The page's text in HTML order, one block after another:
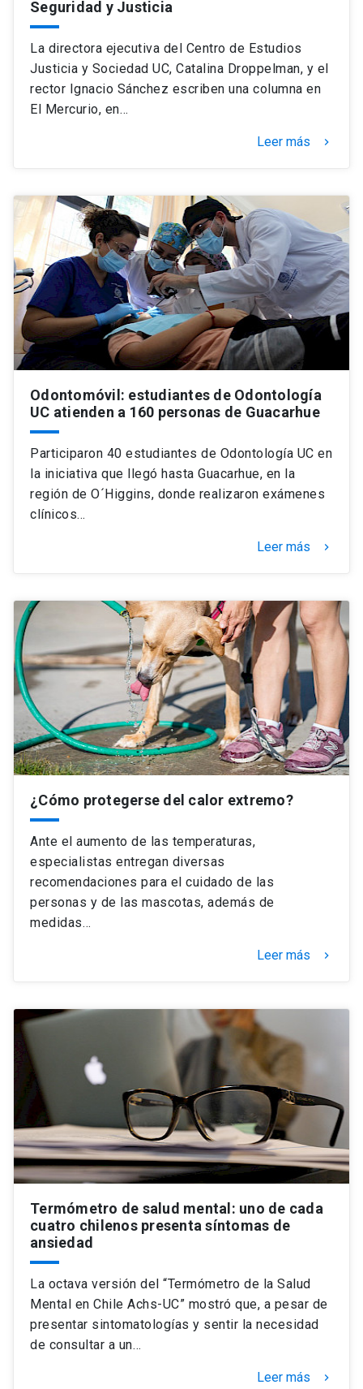
Seguridad y Justicia
La directora ejecutiva del Centro de Estudios
Justicia y Sociedad UC, Catalina Droppelman, y el
rector Ignacio Sánchez escriben una columna en
El Mercurio, en…
Leer más keyboard_arrow_right
Odontomóvil: estudiantes de Odontología
UC atienden a 160 personas de Guacarhue
Participaron 40 estudiantes de Odontología UC en
la iniciativa que llegó hasta Guacarhue, en la
región de O´Higgins, donde realizaron exámenes
clínicos…
Leer más keyboard_arrow_right
¿Cómo protegerse del calor extremo?
Ante el aumento de las temperaturas,
especialistas entregan diversas
recomendaciones para el cuidado de las
personas y de las mascotas, además de
medidas…
Leer más keyboard_arrow_right
Termómetro de salud mental: uno de cada
cuatro chilenos presenta síntomas de
ansiedad
La octava versión del “Termómetro de la Salud
Mental en Chile Achs-UC” mostró que, a pesar de
presentar sintomatologías y sentir la necesidad
de consultar a un…
Leer más keyboard_arrow_right